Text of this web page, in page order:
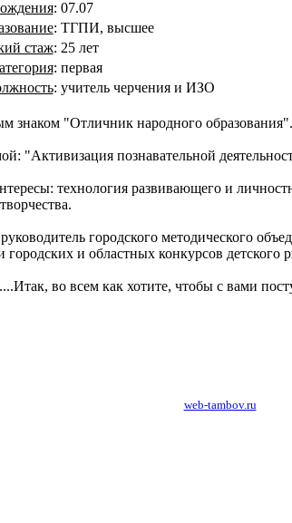
: 07.07
: ТГПИ, высшее
стаж: 25 лет
: первая
: учитель черчения и ИЗО
знаком "Отличник народного образования".
"Активизация познавательной
технология развивающего и
городского методического
и областных конкурсов детского
во всем как хотите, чтобы с вами
web-tambov.ru